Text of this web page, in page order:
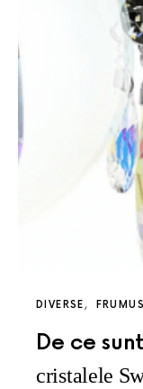
DIVERSE
De ce
cristalele